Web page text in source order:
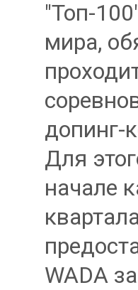
"Топ-
мира,
допинг-
Для
начале
WADA